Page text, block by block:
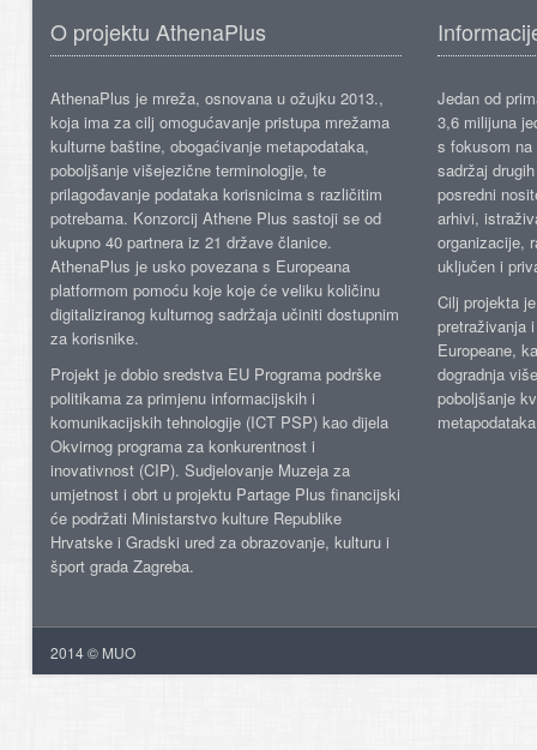
O projektu AthenaPlus
AthenaPlus je mreža, osnovana u ožujku 2013.,
koja ima za cilj omogućavanje pristupa mrežama
kulturne baštine, obogaćivanje metapodataka,
poboljšanje višejezične terminologije, te
prilagođavanje podataka korisnicima s različitim
potrebama. Konzorcij Athene Plus sastoji se od
ukupno 40 partnera iz 21 države članice.
AthenaPlus je usko povezana s Europeana
platformom pomoću koje koje će veliku količinu
digitaliziranog kulturnog sadržaja učiniti dostupnim
za korisnike.
Projekt je dobio sredstva EU Programa podrške
politikama za primjenu informacijskih i
komunikacijskih tehnologije (ICT PSP) kao dijela
Okvirnog programa za konkurentnost i
inovativnost (CIP). Sudjelovanje Muzeja za
umjetnost i obrt u projektu Partage Plus financijski
će podržati Ministarstvo kulture Republike
Hrvatske i Gradski ured za obrazovanje, kulturu i
šport grada Zagreba.
Jedan od
3,6 milijuna
s fokusom
sadržaj
posredni
arhivi,
organizacije,
uključen i
Cilj projekta
pretraživanja
Europeane,
dogradnja
poboljšanje
2014 © MUO